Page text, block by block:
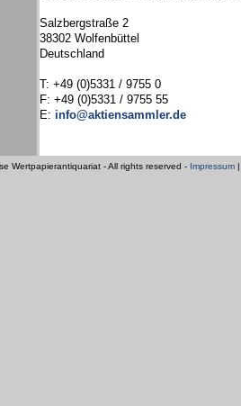
Salzbergstraße 2
38302 Wolfenbüttel
Deutschland
T: +49 (0)5331 / 9755 0
F: +49 (0)5331 / 9755 55
E: info@aktiensammler.de
Wertpapierantiquariat - All rights reserved - Impressum